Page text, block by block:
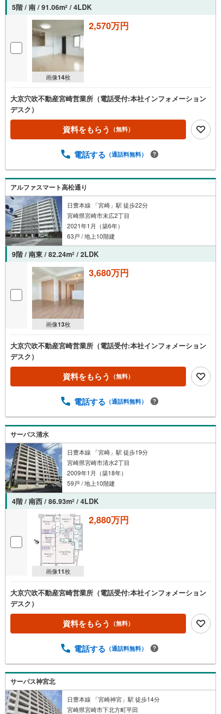
5階 / 南 / 91.06m2 / 4LDK
画像14枚
2,570万円
大京穴吹不動産宮崎営業所（電話受付:本社インフォメーション
デスク）
資料をもらう （無料）
電話する （通話料無料）
アルファスマート高松通り
日豊本線 「宮崎」駅 徒歩22分
宮崎県宮崎市末広2丁目
2021年1月（築6年）
63戸 / 地上10階建
9階 / 南東 / 82.24m2 / 2LDK
画像13枚
3,680万円
大京穴吹不動産宮崎営業所（電話受付:本社インフォメーション
デスク）
資料をもらう （無料）
電話する （通話料無料）
サーパス清水
日豊本線 「宮崎」駅 徒歩19分
宮崎県宮崎市清水2丁目
2009年1月（築18年）
59戸 / 地上10階建
4階 / 南西 / 86.93m2 / 4LDK
画像11枚
2,880万円
大京穴吹不動産宮崎営業所（電話受付:本社インフォメーション
デスク）
資料をもらう （無料）
電話する （通話料無料）
サーパス神宮北
日豊本線 「宮崎神宮」駅 徒歩14分
宮崎県宮崎市下北方町平田